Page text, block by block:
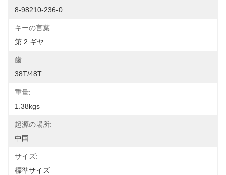
8-98210-236-0
キーの言葉:
第 2 ギヤ
歯:
38T/48T
重量:
1.38kgs
起源の場所:
中国
サイズ:
標準サイズ